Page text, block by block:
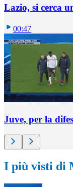
Lazio, si cerca
00:47
Juve, per la
I più visti di